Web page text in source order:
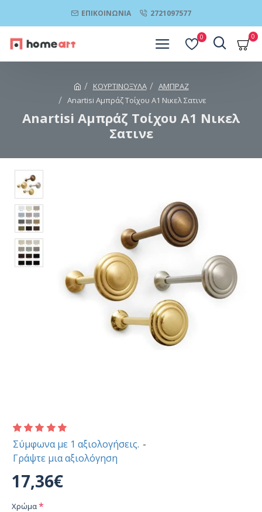
ΕΠΙΚΟΙΝΩΝΊΑ 2721097577
0 0
ΚΟΥΡΤΙΝΟΞΥΛΑ
ΑΜΠΡΑΖ
Anartisi Αμπράζ Τοίχου A1 Νικελ Σατινε
Anartisi Αμπράζ Τοίχου A1 Νικελ
Σατινε
Σύμφωνα με 1 αξιολογήσεις. -
Γράψτε μια αξιολόγηση
17,36€
Χρώμα